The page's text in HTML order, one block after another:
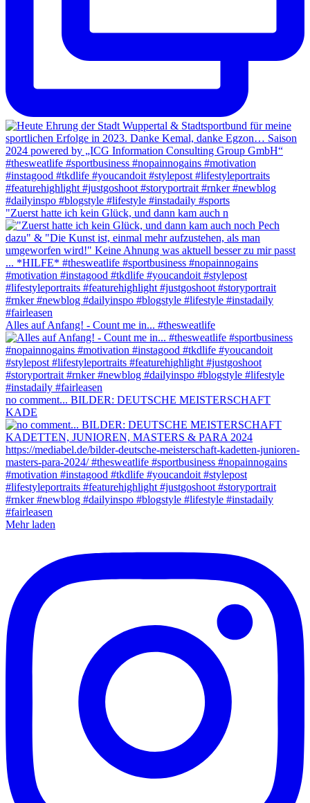
"Zuerst hatte ich kein Glück, und dann kam auch n
Alles auf Anfang! - Count me in... #thesweatlife
no comment... BILDER: DEUTSCHE MEISTERSCHAFT
KADE
Mehr laden